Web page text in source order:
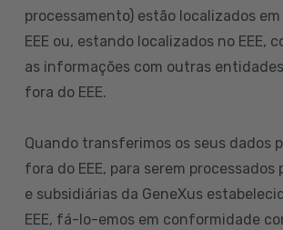
processamento) estão localizados
EEE ou, estando localizados no EEE,
as informações com outras
fora do EEE.
Quando transferimos os seus dados
fora do EEE, para serem processados
e subsidiárias da GeneXus
EEE, fá-lo-emos em conformidade